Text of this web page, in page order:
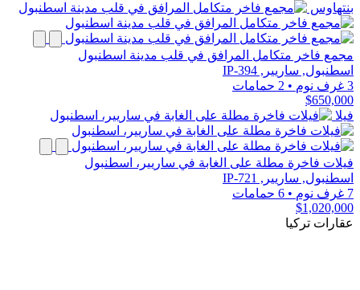
بنتهاوس
مجمع فاخر متكامل المرافق في قلب مدينة اسطنبول
اسطنبول, ساريير, IP-394
3 غرف نوم
• 2 حمامات
$650,000
فيلا
فيلات فاخرة مطلة على الغابة في ساريير، اسطنبول
اسطنبول, ساريير, IP-721
7 غرف نوم
• 6 حمامات
$1,020,000
عقارات تركيا